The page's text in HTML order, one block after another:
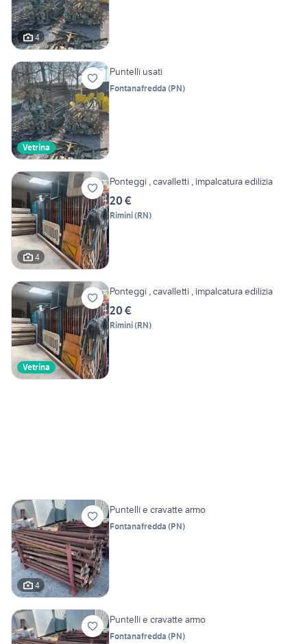
4
Vetrina
Puntelli usati
Fontanafredda (PN)
4
Ponteggi , cavalletti , impalcatura edilizia
20 €
Rimini(RN)
Vetrina
Ponteggi , cavalletti , impalcatura edilizia
20 €
Rimini(RN)
4
Puntelli e cravatte armo
Fontanafredda (PN)
Puntelli e cravatte armo
Fontanafredda (PN)